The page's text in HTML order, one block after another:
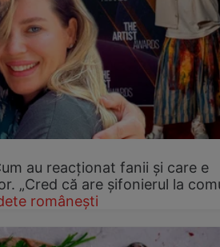
au reacționat fanii și care e
„Cred că are șifonierul la
românești